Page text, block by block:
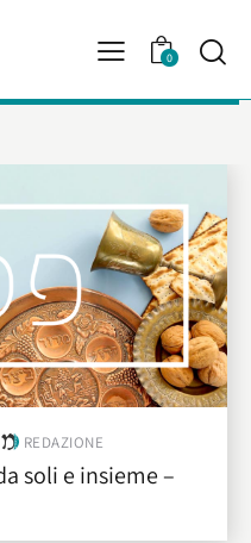
0
REDAZIONE
soli e insieme –